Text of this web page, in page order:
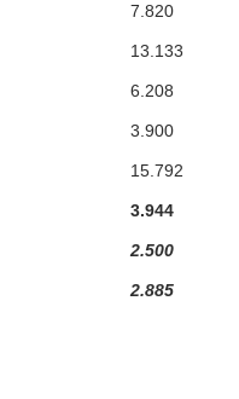
7.820
13.133
6.208
3.900
15.792
3.944
2.500
2.885